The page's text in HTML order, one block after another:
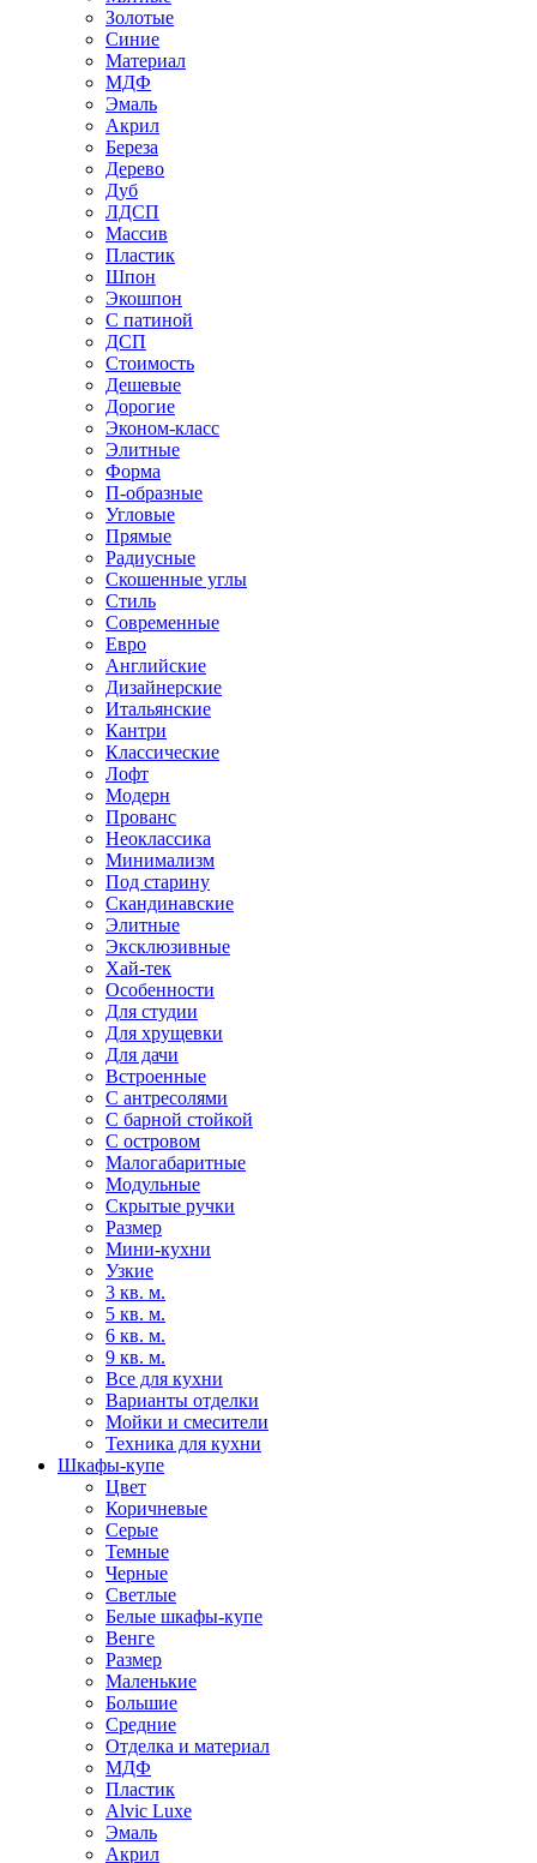
Золотые
Синие
Материал
МДФ
Эмаль
Акрил
Береза
Дерево
Дуб
ЛДСП
Массив
Пластик
Шпон
Экошпон
С патиной
ДСП
Стоимость
Дешевые
Дорогие
Эконом-класс
Элитные
Форма
П-образные
Угловые
Прямые
Радиусные
Скошенные углы
Стиль
Современные
Евро
Английские
Дизайнерские
Итальянские
Кантри
Классические
Лофт
Модерн
Прованс
Неоклассика
Минимализм
Под старину
Скандинавские
Элитные
Эксклюзивные
Хай-тек
Особенности
Для студии
Для хрущевки
Для дачи
Встроенные
С антресолями
С барной стойкой
С островом
Малогабаритные
Модульные
Скрытые ручки
Размер
Мини-кухни
Узкие
3 кв. м.
5 кв. м.
6 кв. м.
9 кв. м.
Все для кухни
Варианты отделки
Мойки и смесители
Техника для кухни
Шкафы-купе
Цвет
Коричневые
Серые
Темные
Черные
Светлые
Белые шкафы-купе
Венге
Размер
Маленькие
Большие
Средние
Отделка и материал
МДФ
Пластик
Alvic Luxe
Эмаль
Акрил